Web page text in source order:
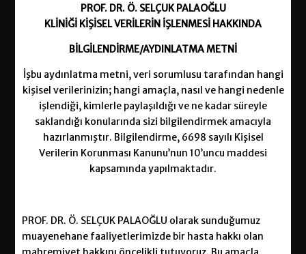
PROF. DR. Ö. SELÇUK PALAOĞLU
KLİNİĞİ KİŞİSELVERİLERİN İŞLENMESİ HAKKINDA
BİLGİLENDİRME/AYDINLATMAMETNİ
İşbu aydınlatma metni, veri sorumlusu tarafından hangi
kişisel verilerinizin; hangi amaçla, nasıl ve hangi nedenle
işlendiği, kimlerle paylaşıldığı ve ne kadar süreyle
saklandığı konularında sizi bilgilendirmek amacıyla
hazırlanmıştır. Bilgilendirme, 6698 sayılı Kişisel
Verilerin Korunması Kanunu’nun 10’uncu maddesi
kapsamında yapılmaktadır.
PROF. DR. Ö. SELÇUK PALAOĞLU olarak sunduğumuz
muayenehane faaliyetlerimizde bir hasta hakkı olan